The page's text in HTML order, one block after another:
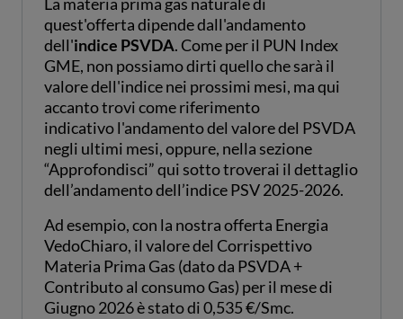
quest'offerta dipende dall'andamento
dell'indice PSVDA. Come per il PUN Index
GME, non possiamo dirti quello che sarà il
valore dell'indice nei prossimi mesi, ma qui
accanto trovi come riferimento
indicativo l'andamento del valore del PSVDA
negli ultimi mesi, oppure, nella sezione
“Approfondisci” qui sotto troverai il dettaglio
dell’andamento dell’indice PSV 2025-2026.
Ad esempio, con la nostra offerta Energia
VedoChiaro, il valore del Corrispettivo
Materia Prima Gas (dato da PSVDA +
Contributo al consumo Gas) per il mese di
Giugno 2026 è stato di 0,535 €/Smc.